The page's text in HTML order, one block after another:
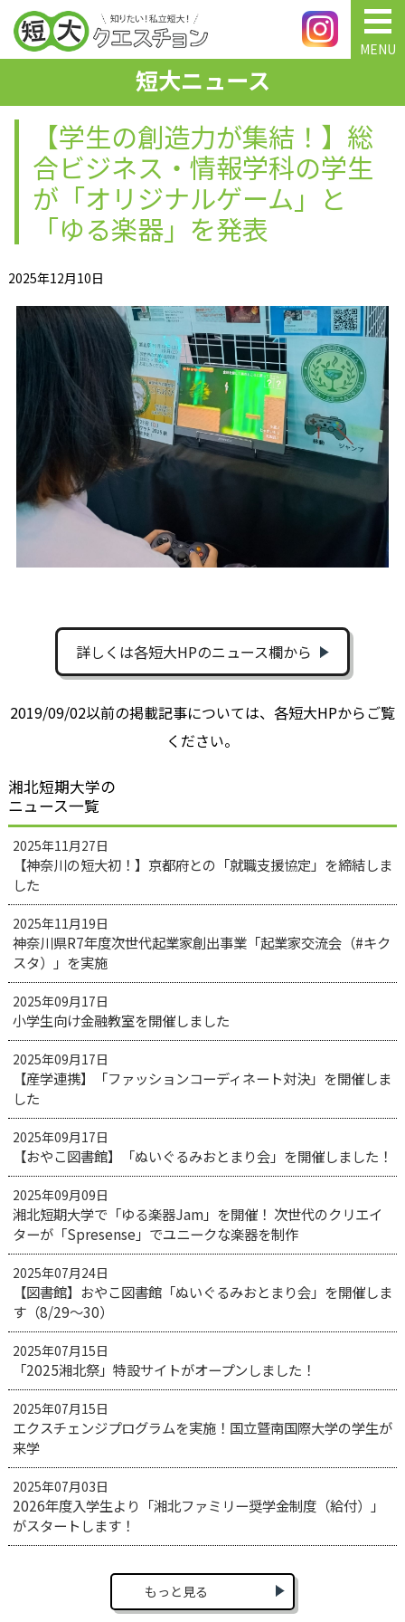
MENU
短大ニュース
【学生の創造力が集結！】総
合ビジネス・情報学科の学生
が「オリジナルゲーム」と
「ゆる楽器」を発表
2025年12月10日
詳しくは各短大HPのニュース欄から
2019/09/02以前の掲載記事については、各短大HPからご覧
ください。
湘北短期大学の
ニュース一覧
2025年11月27日
【神奈川の短大初！】京都府との「就職支援協定」を締結しま
した
2025年11月19日
神奈川県R7年度次世代起業家創出事業「起業家交流会（#キク
スタ）」を実施
2025年09月17日
小学生向け金融教室を開催しました
2025年09月17日
【産学連携】「ファッションコーディネート対決」を開催しま
した
2025年09月17日
【おやこ図書館】「ぬいぐるみおとまり会」を開催しました！
2025年09月09日
湘北短期大学で「ゆる楽器Jam」を開催！ 次世代のクリエイ
ターが「Spresense」でユニークな楽器を制作
2025年07月24日
【図書館】おやこ図書館「ぬいぐるみおとまり会」を開催しま
す（8/29～30）
2025年07月15日
「2025湘北祭」特設サイトがオープンしました！
2025年07月15日
エクスチェンジプログラムを実施！国立曁南国際大学の学生が
来学
2025年07月03日
2026年度入学生より「湘北ファミリー奨学金制度（給付）」
がスタートします！
もっと見る